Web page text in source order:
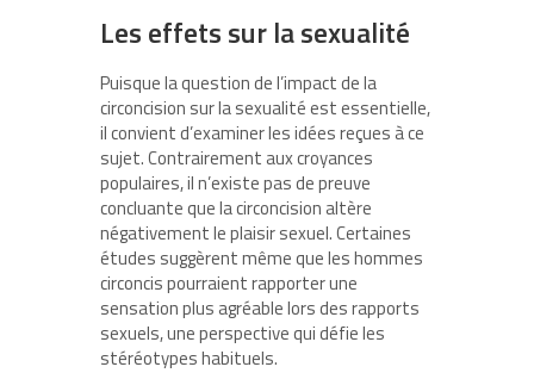
Les effets sur la sexualité
Puisque la question de l’impact de la
circoncision sur la sexualité est essentielle,
il convient d’examiner les idées reçues à ce
sujet. Contrairement aux croyances
populaires, il n’existe pas de preuve
concluante que la circoncision altère
négativement le plaisir sexuel. Certaines
études suggèrent même que les hommes
circoncis pourraient rapporter une
sensation plus agréable lors des rapports
sexuels, une perspective qui défie les
stéréotypes habituels.